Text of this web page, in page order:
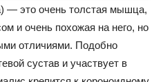
— это очень толстая мышца,
и очень похожая на него, но
отличиями. Подобно
сустав и участвует в